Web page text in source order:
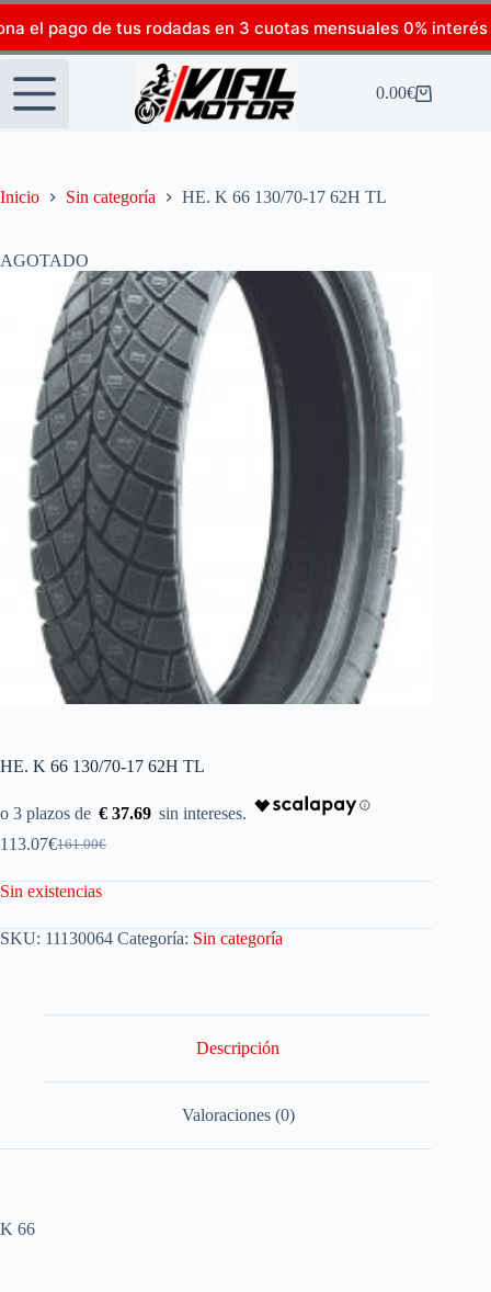
el pago de tus rodadas en 3 cuotas mensuales 0% interés
0.00€
Inicio Sin categoría HE. K 66 130/70-17 62H TL
AGOTADO
HE. K 66 130/70-17 62H TL
€ 37.69
161.00€
113.07€
Sin existencias
SKU: 11130064 Categoría: Sin categoría
Descripción
Valoraciones (0)
K 66